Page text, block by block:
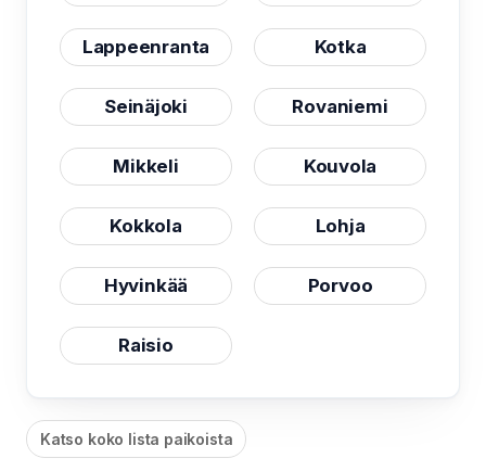
Lappeenranta Kotka
Seinäjoki Rovaniemi
Mikkeli Kouvola
Kokkola Lohja
Hyvinkää Porvoo
Raisio
Katso koko lista paikoista